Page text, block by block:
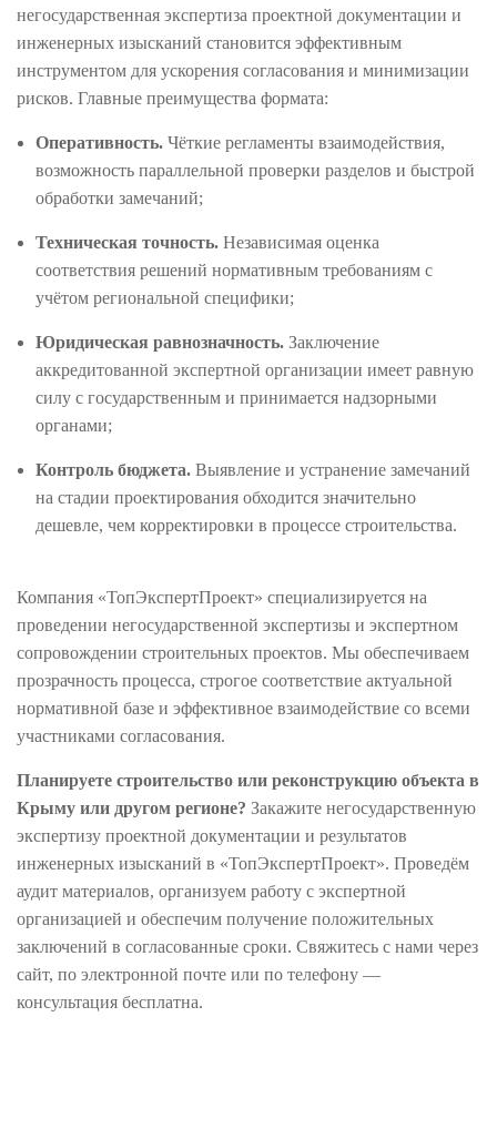
негосударственная экспертиза проектной документации и
инженерных изысканий становится эффективным
инструментом для ускорения согласования и минимизации
рисков. Главные преимущества формата:
Оперативность. Чёткие регламенты взаимодействия,
возможность параллельной проверки разделов и быстрой
обработки замечаний;
Техническая точность. Независимая оценка
соответствия решений нормативным требованиям с
учётом региональной специфики;
Юридическая равнозначность. Заключение
аккредитованной экспертной организации имеет равную
силу с государственным и принимается надзорными
органами;
Контроль бюджета. Выявление и устранение замечаний
на стадии проектирования обходится значительно
дешевле, чем корректировки в процессе строительства.
Компания «ТопЭкспертПроект» специализируется на
проведении негосударственной экспертизы и экспертном
сопровождении строительных проектов. Мы обеспечиваем
прозрачность процесса, строгое соответствие актуальной
нормативной базе и эффективное взаимодействие со всеми
участниками согласования.
Планируете строительство или реконструкцию объекта в
Крыму или другом регионе? Закажите негосударственную
экспертизу проектной документации и результатов
инженерных изысканий в «ТопЭкспертПроект». Проведём
аудит материалов, организуем работу с экспертной
организацией и обеспечим получение положительных
заключений в согласованные сроки. Свяжитесь с нами через
сайт, по электронной почте или по телефону —
консультация бесплатна.